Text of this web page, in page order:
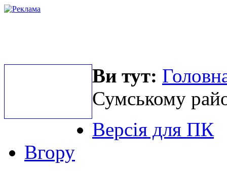
Ви тут:
Сумському
Версія для ПК
Вгору